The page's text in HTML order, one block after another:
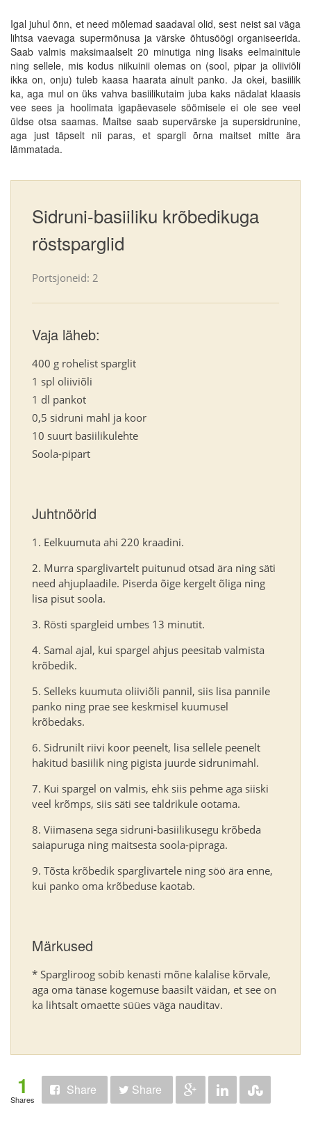
Igal juhul õnn, et need mõlemad saadaval olid, sest neist sai väga
lihtsa vaevaga supermõnusa ja värske õhtusöögi organiseerida.
Saab valmis maksimaalselt 20 minutiga ning lisaks eelmainitule
ning sellele, mis kodus niikuinii olemas on (sool, pipar ja oliiviõli
ikka on, onju) tuleb kaasa haarata ainult panko. Ja okei, basiilik
ka, aga mul on üks vahva basiilikutaim juba kaks nädalat klaasis
vee sees ja hoolimata igapäevasele söömisele ei ole see veel
üldse otsa saamas. Maitse saab supervärske ja supersidrunine,
aga just täpselt nii paras, et spargli õrna maitset mitte ära
lämmatada.
Sidruni-basiiliku krõbedikuga
röstsparglid
Portsjoneid: 2
Vaja läheb:
400 g rohelist sparglit
1 spl oliiviõli
1 dl pankot
0,5 sidruni mahl ja koor
10 suurt basiilikulehte
Soola-pipart
Juhtnöörid
Eelkuumuta ahi 220 kraadini.
Murra sparglivartelt puitunud otsad ära ning säti
need ahjuplaadile. Piserda õige kergelt õliga ning
lisa pisut soola.
Rösti spargleid umbes 13 minutit.
Samal ajal, kui spargel ahjus peesitab valmista
krõbedik.
Selleks kuumuta oliiviõli pannil, siis lisa pannile
panko ning prae see keskmisel kuumusel
krõbedaks.
Sidrunilt riivi koor peenelt, lisa sellele peenelt
hakitud basiilik ning pigista juurde sidrunimahl.
Kui spargel on valmis, ehk siis pehme aga siiski
veel krõmps, siis säti see taldrikule ootama.
Viimasena sega sidruni-basiilikusegu krõbeda
saiapuruga ning maitsesta soola-pipraga.
Tõsta krõbedik sparglivartele ning söö ära enne,
kui panko oma krõbeduse kaotab.
Märkused
* Spargliroog sobib kenasti mõne kalalise kõrvale,
aga oma tänase kogemuse baasilt väidan, et see on
ka lihtsalt omaette süües väga nauditav.
1
Shares
Share Share